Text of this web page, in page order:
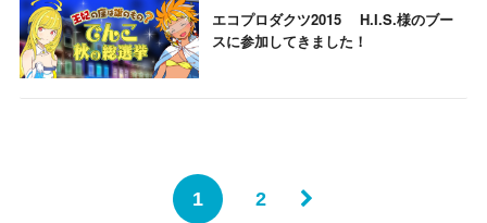
エコプロダクツ2015 H.I.S.様のブー
スに参加してきました！
1 2